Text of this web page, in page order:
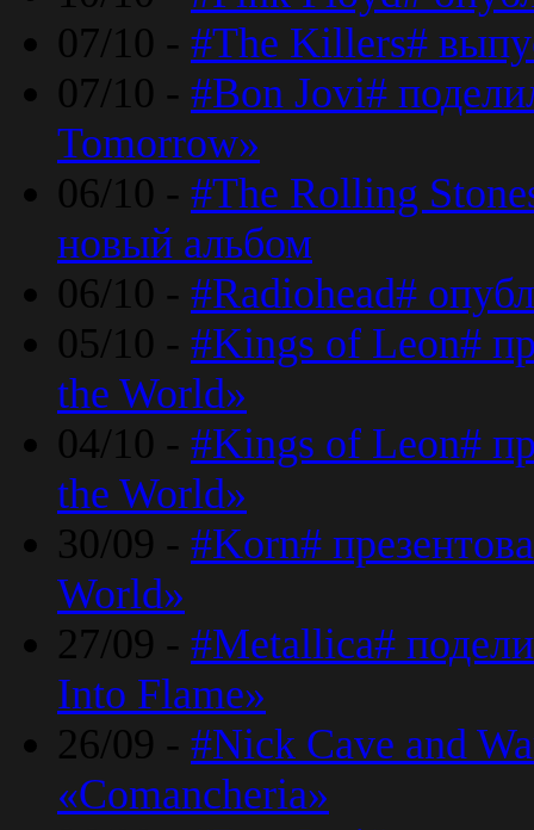
07/10 - #The Killers#
07/10 - #Bon Jovi#
Tomorrow»
06/10 - #The Rolling
новый альбом
06/10 - #Radiohead#
05/10 - #Kings of Leon#
the World»
04/10 - #Kings of Leon#
the World»
30/09 - #Korn#
World»
27/09 - #Metallica#
Into Flame»
26/09 - #Nick Cave and
«Comancheria»